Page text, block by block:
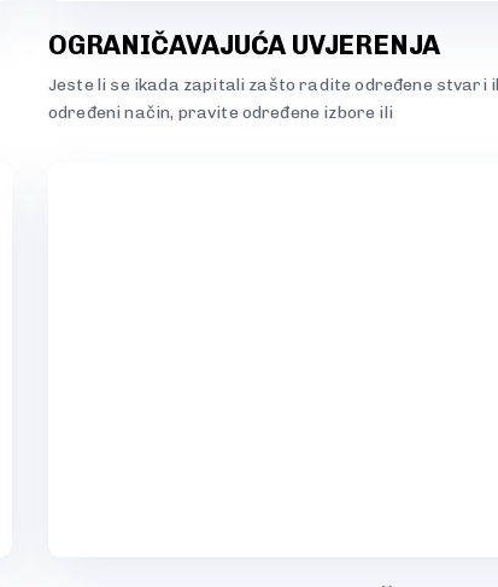
OGRANIČAVAJUĆA UVJERENJA
Jeste li se ikada zapitali zašto radite određene stvari
određeni način, pravite određene izbore ili